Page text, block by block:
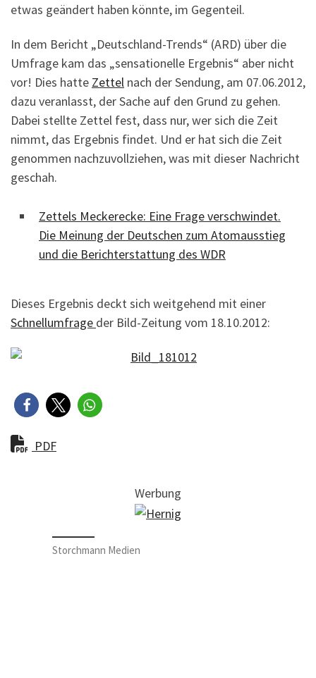
etwas geändert haben könnte, im Gegenteil.
In dem Bericht „Deutschland-Trends“ (ARD) über die
Umfrage kam das „sensationelle Ergebnis“ aber nicht
vor! Dies hatte Zettel nach der Sendung, am 07.06.2012,
dazu veranlasst, der Sache auf den Grund zu gehen.
Dabei stellte Zettel fest, dass nur, wer sich die Zeit
nimmt, das Ergebnis findet. Und er hat sich die Zeit
genommen nachzuvollziehen, was mit dieser Nachricht
geschah.
Zettels Meckerecke: Eine Frage verschwindet.
Die Meinung der Deutschen zum Atomausstieg
und die Berichterstattung des WDR
Dieses Ergebnis deckt sich weitgehend mit einer
Schnellumfrage der Bild-Zeitung vom 18.10.2012:
PDF
Werbung
Storchmann Medien